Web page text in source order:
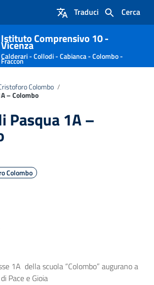
Cerca
Traduci
la navigazione
Istituto Comprensivo 10 -
Vicenza
Calderari - Collodi - Cabianca - Colombo -
Fraccon
Colombo /
– Colombo
Pasqua 1A –
Colombo
1A della scuola “Colombo” augurano a
Pace e Gioia